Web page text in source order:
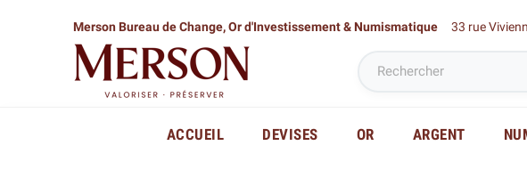
Merson Bureau de Change, Or d'Investissement & Numismatique 33 rue
ACCUEIL DEVISES OR ARGENT